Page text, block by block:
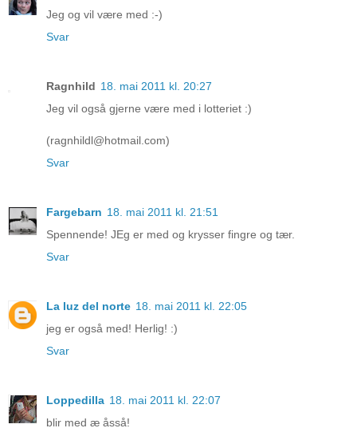
Jeg og vil være med :-)
Svar
Ragnhild 18. mai 2011 kl. 20:27
Jeg vil også gjerne være med i lotteriet :)
(ragnhildl@hotmail.com)
Svar
Fargebarn 18. mai 2011 kl. 21:51
Spennende! JEg er med og krysser fingre og tær.
Svar
La luz del norte 18. mai 2011 kl. 22:05
jeg er også med! Herlig! :)
Svar
Loppedilla 18. mai 2011 kl. 22:07
blir med æ åsså!